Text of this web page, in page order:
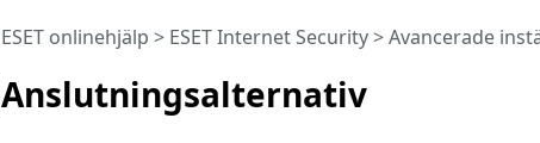
Anslutningsalternativ
ESET onlinehjälp > ESET Internet Security>Avancerade